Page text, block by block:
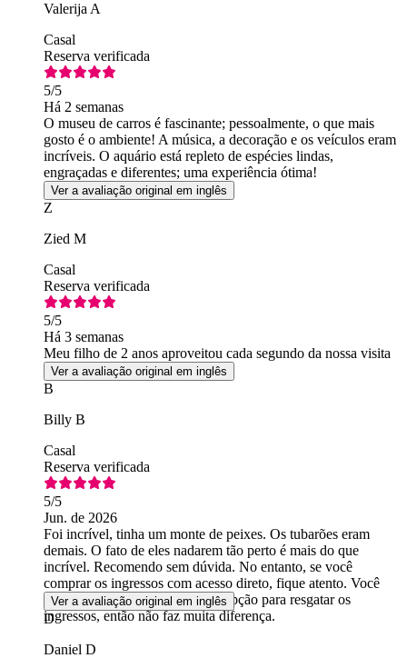
Valerija A
Casal
Reserva verificada
5/5
Há 2 semanas
O museu de carros é fascinante; pessoalmente, o que mais
gosto é o ambiente! A música, a decoração e os veículos eram
incríveis. O aquário está repleto de espécies lindas,
engraçadas e diferentes; uma experiência ótima!
Ver a avaliação original em inglês
Z
Zied M
Casal
Reserva verificada
5/5
Há 3 semanas
Meu filho de 2 anos aproveitou cada segundo da nossa visita
Ver a avaliação original em inglês
B
Billy B
Casal
Reserva verificada
5/5
Jun. de 2026
Foi incrível, tinha um monte de peixes. Os tubarões eram
demais. O fato de eles nadarem tão perto é mais do que
incrível. Recomendo sem dúvida. No entanto, se você
comprar os ingressos com acesso direto, fique atento. Você
ainda precisa ficar na fila da recepção para resgatar os
ingressos, então não faz muita diferença.
Ver a avaliação original em inglês
D
Daniel D